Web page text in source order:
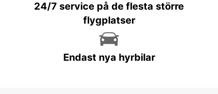
24/7 service på de flesta större
flygplatser
Endast nya hyrbilar